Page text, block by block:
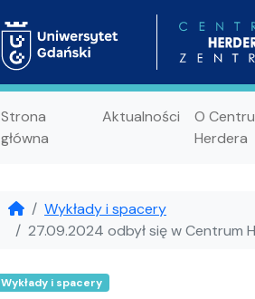
Strona
główna
Aktualności
O
Herdera
Wykłady i spacery
27.09.2024 odbył się w Centrum
Wykłady i spacery